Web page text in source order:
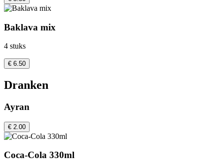
Baklava mix
4 stuks
€ 6.50
Dranken
Ayran
€ 2.00
Coca-Cola 330ml